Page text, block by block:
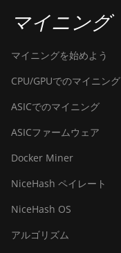
マイニング
マイニングを始めよう
CPU/GPUでのマイニング
ASICでのマイニング
ASICファームウェア
Docker Miner
NiceHash ペイレート
NiceHash OS
アルゴリズム